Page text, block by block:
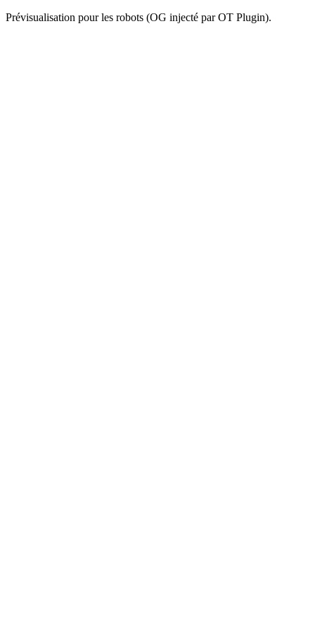
Prévisualisation pour les robots (OG injecté par OT Plugin).